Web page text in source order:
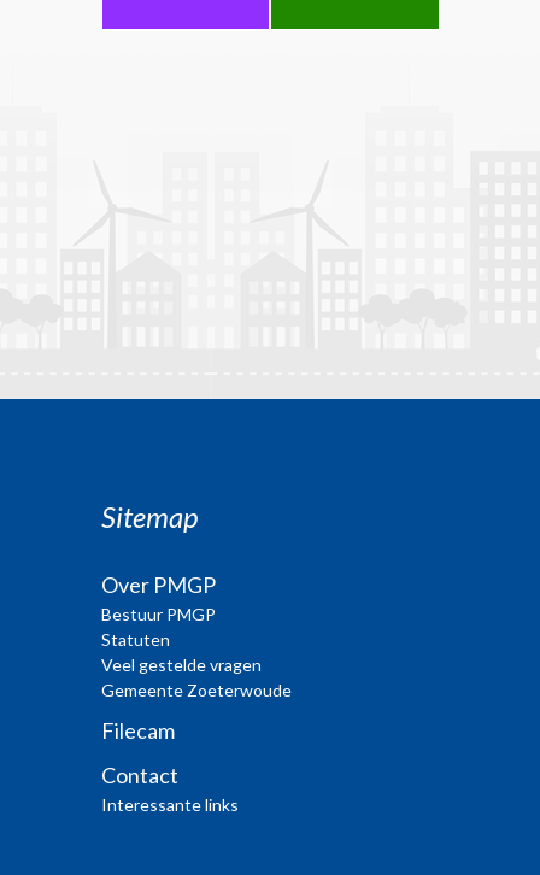
Sitemap
Over PMGP
Bestuur PMGP
Statuten
Veel gestelde vragen
Gemeente Zoeterwoude
Filecam
Contact
Interessante links